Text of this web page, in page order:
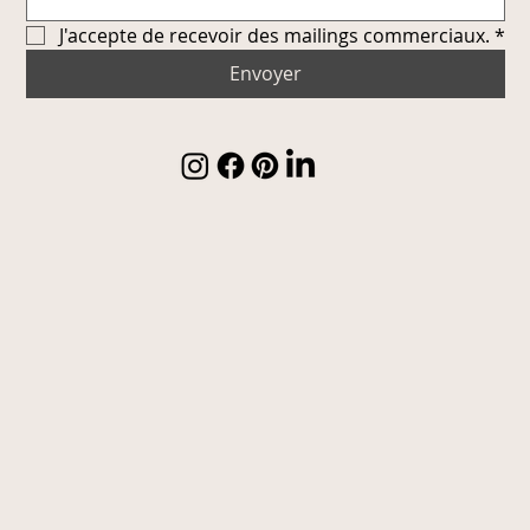
J'accepte de recevoir des mailings commerciaux. *
Envoyer